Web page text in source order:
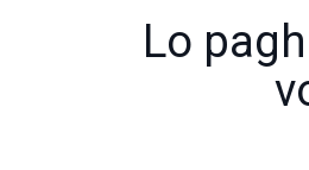
Lo